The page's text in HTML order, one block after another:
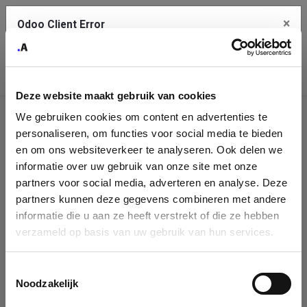
Deze website maakt gebruik van cookies
We gebruiken cookies om content en advertenties te
personaliseren, om functies voor social media te bieden
en om ons websiteverkeer te analyseren. Ook delen we
informatie over uw gebruik van onze site met onze
partners voor social media, adverteren en analyse. Deze
partners kunnen deze gegevens combineren met andere
informatie die u aan ze heeft verstrekt of die ze hebben
verzameld op basis van uw gebruik van hun services.
Noodzakelijk
Company
Identification
Please fill in your company details
You can search a company in our database by name, VAT or
enterprise ID. When a company is selected it will auto-complete the
form. If you don't find your company in our database, you can create
Odoo Client Error ×
service.
See details
Ok